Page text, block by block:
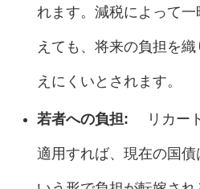
れます。減税によって
えても、将来の負担を
えにくいとされます。
若者への負担: リカー
適用すれば、現在の国